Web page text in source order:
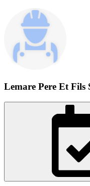
Lemare Pere Et Fils